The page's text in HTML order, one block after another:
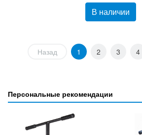
В наличии
Назад 1 2 3 4
Персональные рекомендации